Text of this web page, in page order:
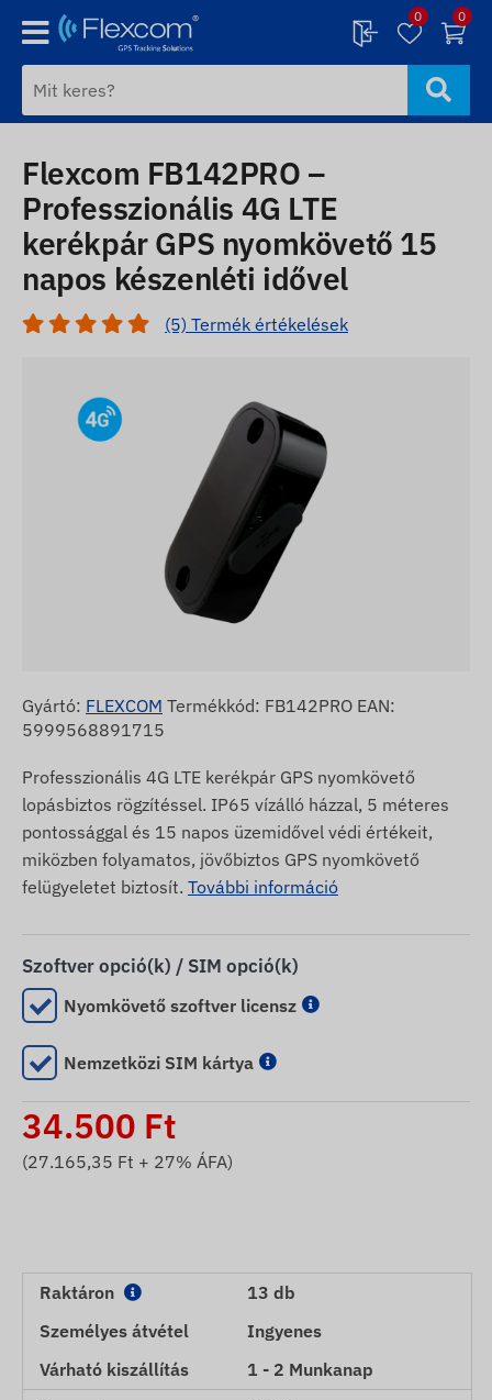
0 0
Flexcom FB142PRO –
Professzionális 4G LTE
kerékpár GPS nyomkövető 15
napos készenléti idővel
(5) Termék értékelések
Gyártó: FLEXCOM Termékkód: FB142PRO EAN:
5999568891715
Professzionális 4G LTE kerékpár GPS nyomkövető
lopásbiztos rögzítéssel. IP65 vízálló házzal, 5 méteres
pontossággal és 15 napos üzemidővel védi értékeit,
miközben folyamatos, jövőbiztos GPS nyomkövető
felügyeletet biztosít. További információ
Szoftver opció(k) / SIM opció(k)
Nyomkövető szoftver licensz
Nemzetközi SIM kártya
34.500 Ft
(27.165,35 Ft + 27% ÁFA)
Raktáron
13 db
Személyes átvétel
Ingyenes
Várható kiszállítás
1 - 2 Munkanap